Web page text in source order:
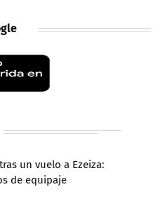
un vuelo a Ezeiza:
de equipaje